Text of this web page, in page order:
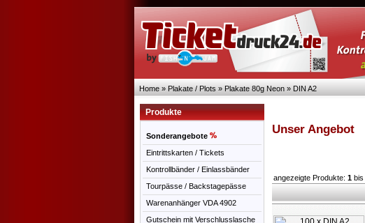
Home » Plakate / Plots » Plakate 80g Neon » DIN A2
Produkte
Sonderangebote
Eintrittskarten / Tickets
Kontrollbänder / Einlassbänder
Tourpässe / Backstagepässe
Warenanhänger VDA 4902
Gutschein mit Verschlusslasche
Unser Angebot
angezeigte Produkte: 1 bis